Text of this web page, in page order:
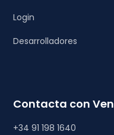
Login
Desarrolladores
Contacta con
+34 91 198 1640